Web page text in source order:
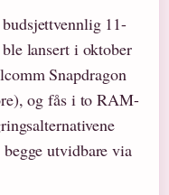
11-
lansert i oktober
Snapdragon
og fås i to RAM-
utvidbare via